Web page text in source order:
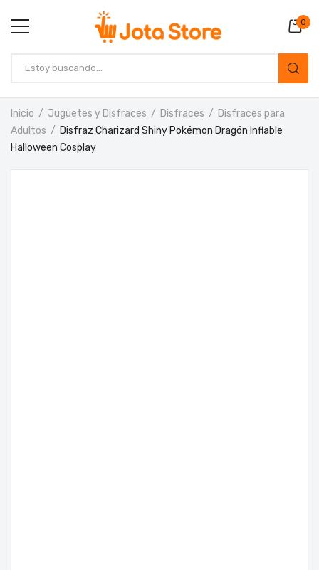
0
Inicio Juguetes y Disfraces Disfraces
Disfraces para
Adultos
Disfraz Charizard Shiny Pokémon Dragón Inflable
Halloween Cosplay